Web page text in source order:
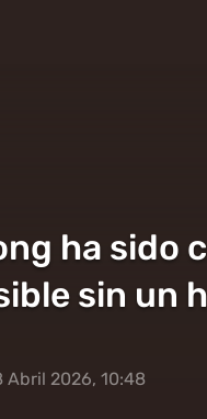
ha
sin un
Abril 2026, 10:48